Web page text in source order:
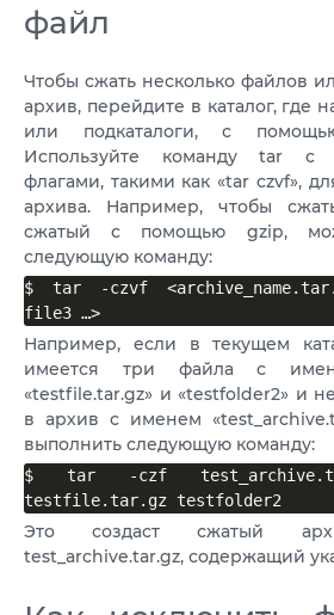
файл
Чтобы сжать несколько файлов
архив, перейдите в каталог, где
или подкаталоги, с
Используйте команду tar с
флагами, такими как «tar czvf»,
архива. Например, чтобы
сжатый с помощью gzip,
следующую команду:
$ tar -czvf
file3 …>
Например, если в текущем
имеется три файла с
«testfile.tar.gz» и «testfolder2» и
в архив с именем
выполнить следующую команду:
$ tar -czf
testfile.tar.gz testfolder2
Это создаст сжатый
test_archive.tar.gz, содержащий